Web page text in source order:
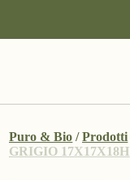
Puro & Bio /Prodotti
GRIGIO 17X17X18H